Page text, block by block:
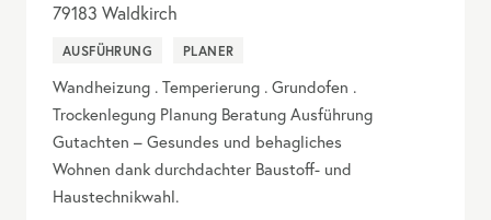
79183 Waldkirch
AUSFÜHRUNG PLANER
Wandheizung . Temperierung . Grundofen .
Trockenlegung Planung Beratung Ausführung
Gutachten – Gesundes und behagliches
Wohnen dank durchdachter Baustoff- und
Haustechnikwahl.